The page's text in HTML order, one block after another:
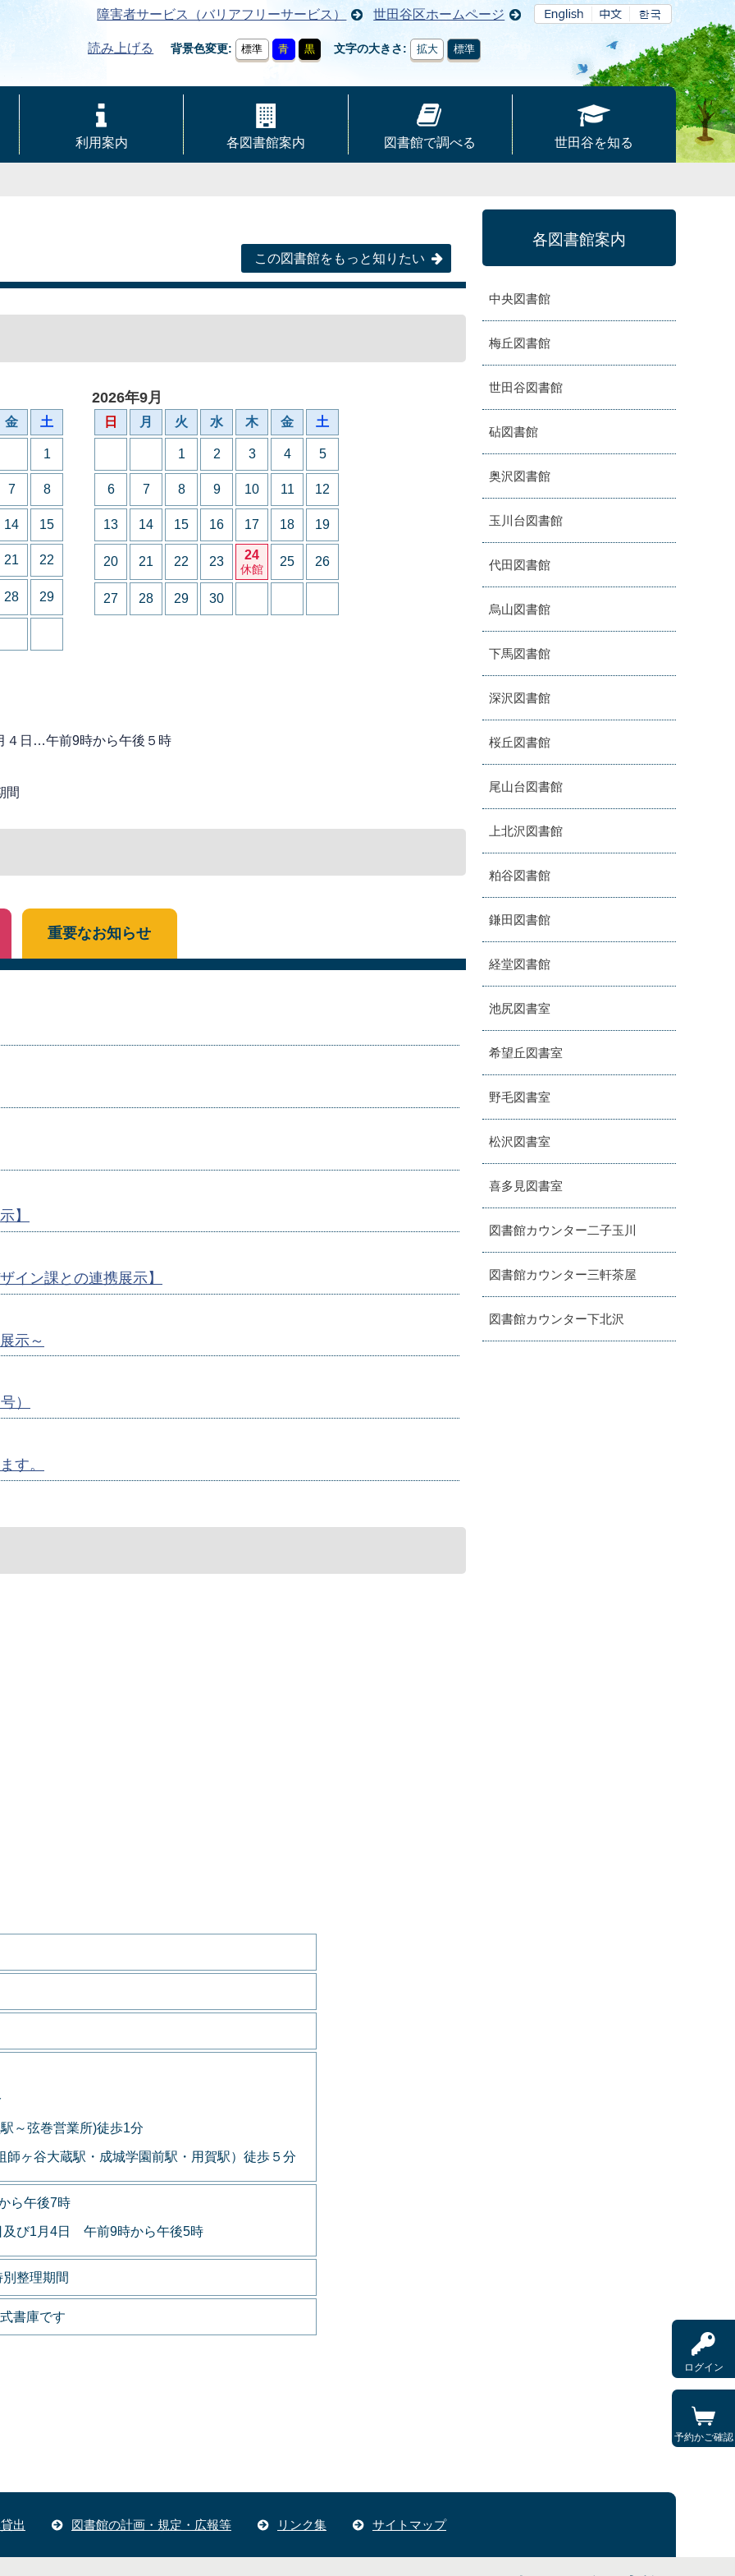
障害者サービス（バリアフリーサービス） 世田谷区ホームページ
読み上げる 背景色変更 標準 青 黒 文字の大きさ 拡大 標準
ログイン
予約かご確認
利用案内 各図書館案内 図書館で調べる 世田谷を知る
この図書館をもっと知りたい
金 土
1
7 8
14 15
21 22
28 29
2026年9月
日 月 火 水 木 金 土
1 2 3 4 5
6 7 8 9 10 11 12
13 14 15 16 17 18 19
20 21 22 23 24
休館
25 26
27 28 29 30
４日…午前9時から午後５時
間
】
イン課との連携展示】
示～
）
す。
重要なお知らせ
～弦巻営業所)徒歩1分
師ヶ谷大蔵駅・成城学園前駅・用賀駅）徒歩５分
ら午後7時
及び1月4日 午前9時から午後5時
整理期間
書庫です
各図書館案内
中央図書館
梅丘図書館
世田谷図書館
砧図書館
奥沢図書館
玉川台図書館
代田図書館
烏山図書館
下馬図書館
深沢図書館
桜丘図書館
尾山台図書館
上北沢図書館
粕谷図書館
鎌田図書館
経堂図書館
池尻図書室
希望丘図書室
野毛図書室
松沢図書室
喜多見図書室
図書館カウンター二子玉川
図書館カウンター三軒茶屋
図書館カウンター下北沢
出 図書館の計画・規定・広報等 リンク集 サイトマップ